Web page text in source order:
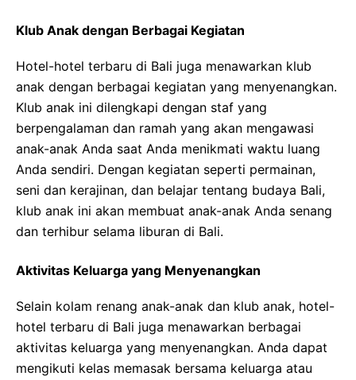
Klub Anak dengan Berbagai Kegiatan
Hotel-hotel terbaru di Bali juga menawarkan klub
anak dengan berbagai kegiatan yang menyenangkan.
Klub anak ini dilengkapi dengan staf yang
berpengalaman dan ramah yang akan mengawasi
anak-anak Anda saat Anda menikmati waktu luang
Anda sendiri. Dengan kegiatan seperti permainan,
seni dan kerajinan, dan belajar tentang budaya Bali,
klub anak ini akan membuat anak-anak Anda senang
dan terhibur selama liburan di Bali.
Aktivitas Keluarga yang Menyenangkan
Selain kolam renang anak-anak dan klub anak, hotel-
hotel terbaru di Bali juga menawarkan berbagai
aktivitas keluarga yang menyenangkan. Anda dapat
mengikuti kelas memasak bersama keluarga atau